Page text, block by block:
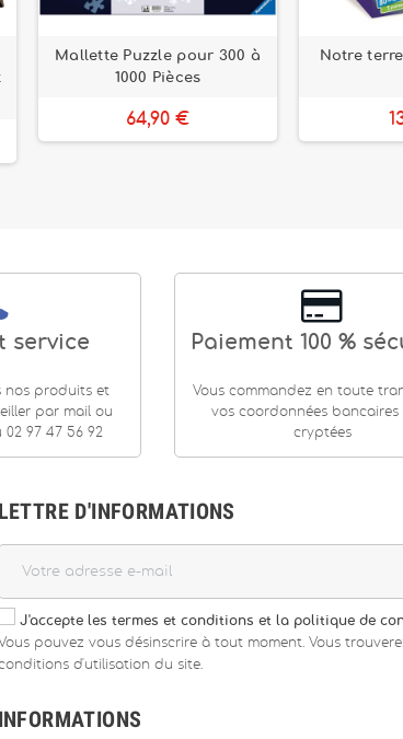
Mallette Puzzle pour 300 à
1000 Pièces
64,90 €
Notre
service
nos produits et
par mail ou
97 47 56 92
Paiement 100 %
Vous commandez en toute
vos coordonnées bancaires
cryptées
LETTRE D'INFORMATIONS
J'accepte les termes et conditions et la politique de
pouvez vous désinscrire à tout moment. Vous
d'utilisation du site.
INFORMATIONS